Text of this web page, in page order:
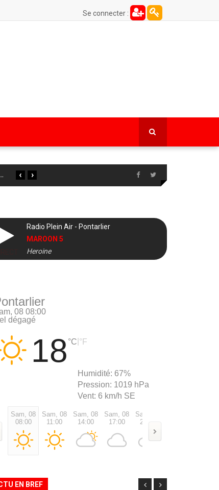
Se connecter :
›
‹
Radio Plein Air - Pontarlier
MAROON 5
Heroine
08 08:00
dégagé
18 °C °F
Humidité: 67%
Pression: 1019 hPa
Vent: 6 km/h SE
Sam, 08
08:00
Sam, 08
11:00
Sam, 08
14:00
Sam, 08
17:00
Sam, 08
20:00
EN BREF